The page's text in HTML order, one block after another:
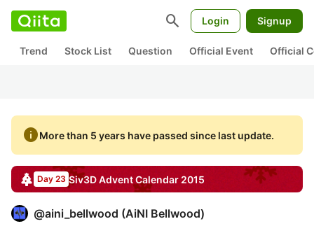
search Login Signup
Trend Stock List Question Official Event Official
infoMore than 5 years have passed since last update.
Day 23 Siv3DAdvent Calendar 2015
@aini_bellwood (AiNI Bellwood)